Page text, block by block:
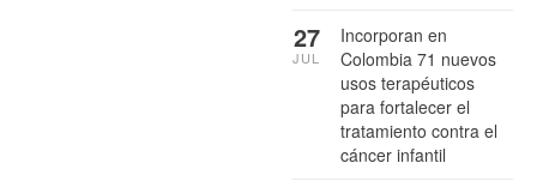
Incorporan en
Colombia 71 nuevos
usos terapéuticos
para fortalecer el
tratamiento contra el
cáncer infantil
27
JUL